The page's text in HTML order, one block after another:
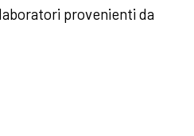
provenienti da